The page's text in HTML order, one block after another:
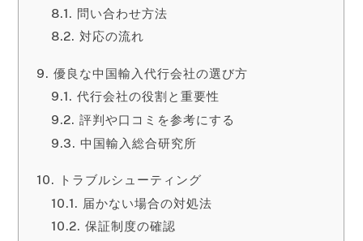
問い合わせ方法
対応の流れ
優良な中国輸入代行会社の選び方
代行会社の役割と重要性
評判や口コミを参考にする
中国輸入総合研究所
トラブルシューティング
届かない場合の対処法
保証制度の確認